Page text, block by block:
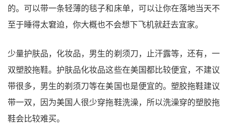
的。可以带一条轻薄的毯子和床单，可以让你在落地当天不
至于睡得太窘迫，你大概也不会想下飞机就赶去宜家。
少量护肤品，化妆品，男生的剃须刀，止汗露等，还有，一
双塑胶拖鞋。护肤品化妆品这些在美国都比较便宜，不建议
带很多，男生的剃须刀等在美国也是便宜的。塑胶拖鞋建议
带一双，因为美国人很少穿拖鞋洗澡，所以洗澡穿的塑胶拖
鞋会比较难买。